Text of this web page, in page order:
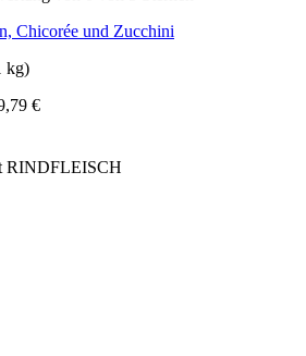
Chicorée und Zucchini
kg)
€